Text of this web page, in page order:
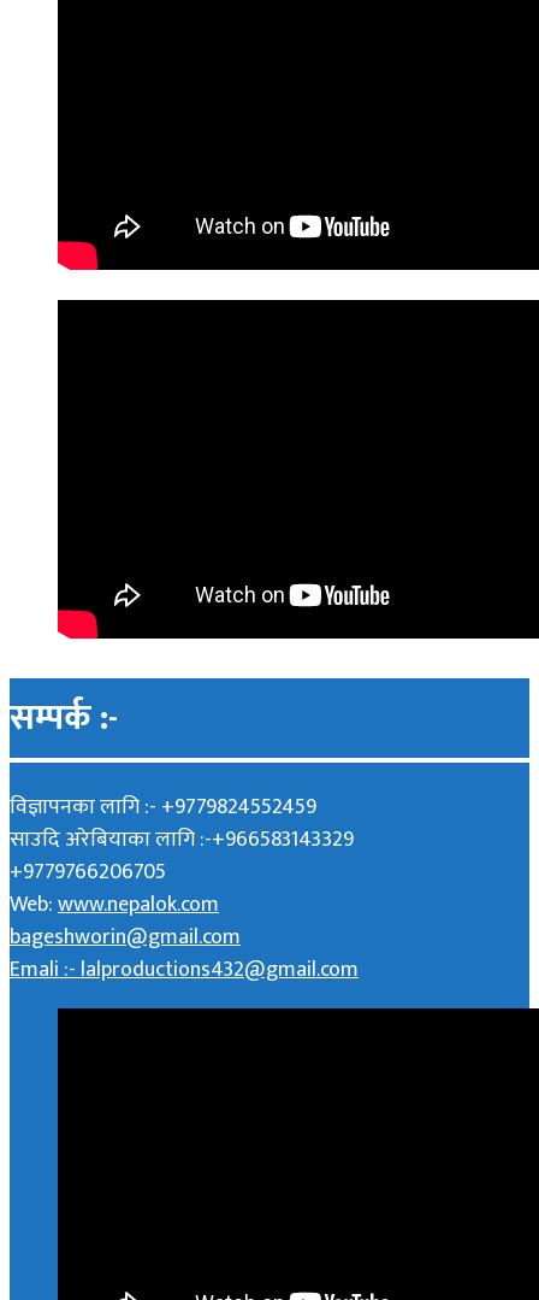
सम्पर्क :-
विज्ञापनका लागि :- +9779824552459
साउदि अरेबियाका लागि :-+966583143329
+9779766206705
Web:www.nepalok.com
bageshworin@gmail.com
Emali :- lalproductions432@gmail.com